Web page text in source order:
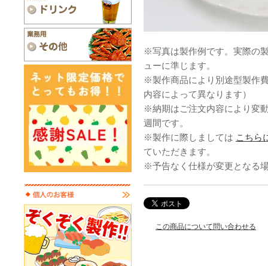
※写真は製作例です。実際の
ューに準じます。
※製作商品により別途型製作
内容によって異なります）
※納期はご注文内容により変
週間です。
※製作に際しましては こちら
ていただきます。
※予告なく仕様が変更となる
この商品について問い合わせる